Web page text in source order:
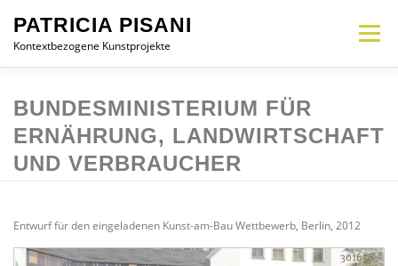
Inhalt
springen
PATRICIA PISANI
Kontextbezogene Kunstprojekte
Menü
MEMORIAL INTERVENTION INSTALLATION OBJEKT
KONTAKT DE
BUNDESMINISTERIUM FÜR
ERNÄHRUNG, LANDWIRTSCHAFT
UND VERBRAUCHER
Entwurf für den eingeladenen Kunst-am-Bau Wettbewerb, Berlin, 2012